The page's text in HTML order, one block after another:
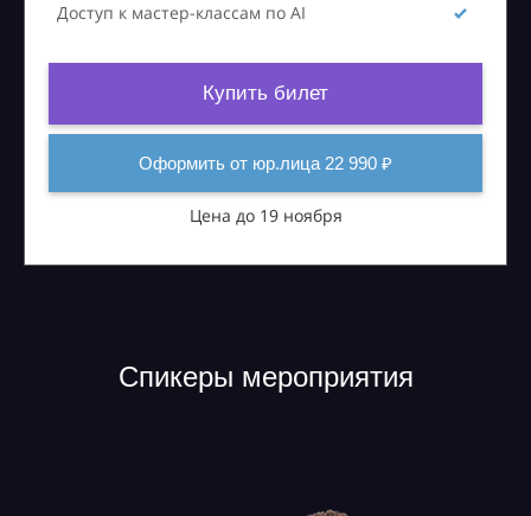
Доступ к мастер-классам по AI
Купить билет
Оформить от юр.лица 22 990 ₽
Цена до 19 ноября
Спикеры мероприятия